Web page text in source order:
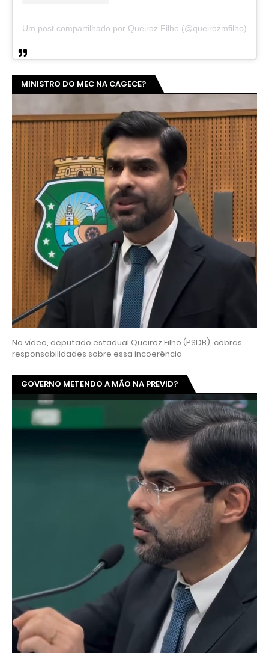
Um post compartilhado por Queiroz Filho (@queirozmfilho)
MINISTRO DO MEC NA CAGECE?
No vídeo, deputado estadual Queiroz Filho (PSDB), cobras
responsabilidades sobre essa incoerência
GOVERNO METENDO A MÃO NA PREVID?